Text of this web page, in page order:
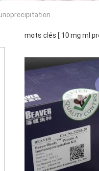
mots clés [ 10 mg ml